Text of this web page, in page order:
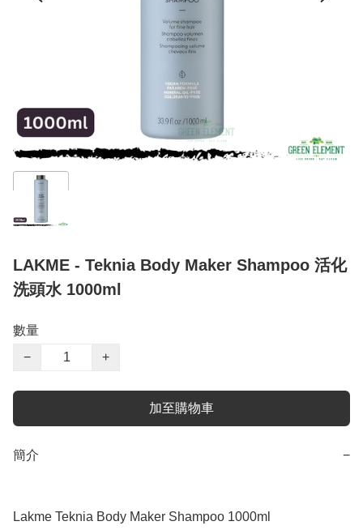
LAKME - Teknia Body Maker Shampoo 活化
洗頭水 1000ml
數量
−
+
加至購物車
簡介 −
Lakme Teknia Body Maker Shampoo 1000ml